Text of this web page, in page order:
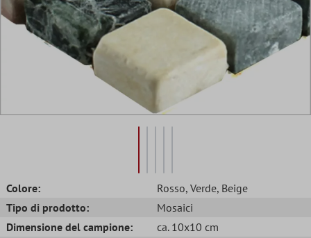
Colore: Rosso, Verde, Beige
Tipo di prodotto:
Mosaici
Dimensione del campione:
ca. 10x10 cm